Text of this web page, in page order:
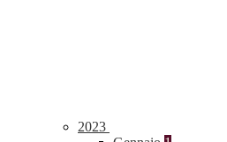
2023